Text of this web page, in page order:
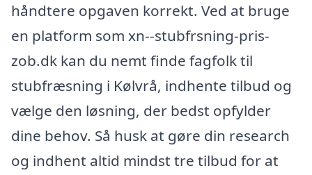
håndtere opgaven korrekt. Ved at bruge
en platform som xn--stubfrsning-pris-
zob.dk kan du nemt finde fagfolk til
stubfræsning i Kølvrå, indhente tilbud og
vælge den løsning, der bedst opfylder
dine behov. Så husk at gøre din research
og indhent altid mindst tre tilbud for at